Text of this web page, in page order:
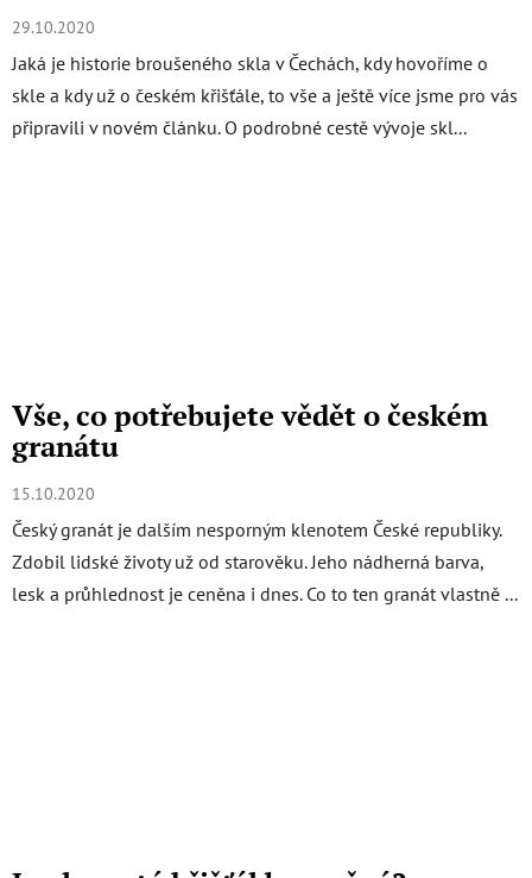
29.10.2020
Jaká je historie broušeného skla v Čechách, kdy hovoříme o
skle a kdy už o českém křišťále, to vše a ještě více jsme pro vás
připravili v novém článku. O podrobné cestě vývoje skl...
Vše, co potřebujete vědět o českém
granátu
15.10.2020
Český granát je dalším nesporným klenotem České republiky.
Zdobil lidské životy už od starověku. Jeho nádherná barva,
lesk a průhlednost je ceněna i dnes. Co to ten granát vlastně ...